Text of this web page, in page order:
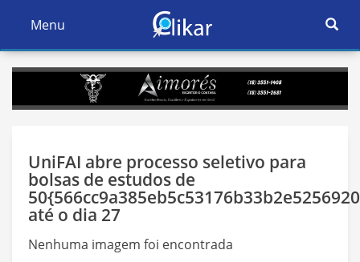
Ativar
Navegação
Menu
Ativar
UniFAI abre processo seletivo para
bolsas de estudos de
até o dia 27
Nenhuma imagem foi encontrada